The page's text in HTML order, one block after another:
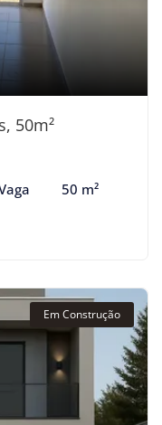
50m²
50 m²
Em Construção